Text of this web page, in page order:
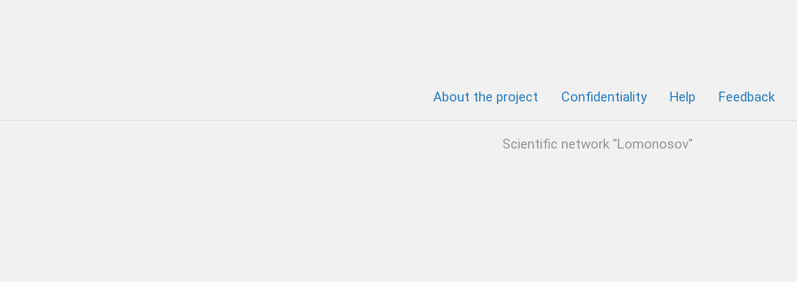
About the project Confidentiality Help Feedback
Scientific network "Lomonosov"